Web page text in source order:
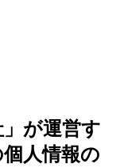
」が運営す
人情報の